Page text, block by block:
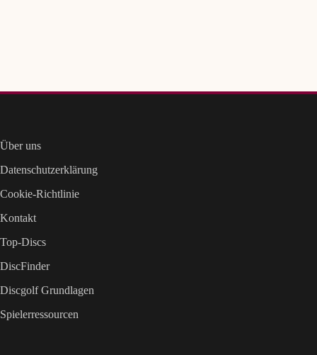
Über uns
Datenschutzerklärung
Cookie-Richtlinie
Kontakt
Top-Discs
DiscFinder
Discgolf Grundlagen
Spielerressourcen